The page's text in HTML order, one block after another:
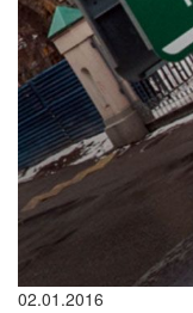
02.01.2016